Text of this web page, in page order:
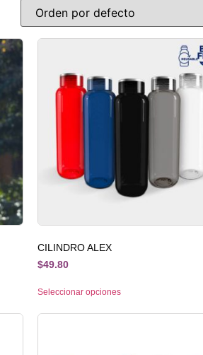
CILINDRO ALEX
$49.80
Seleccionar opciones